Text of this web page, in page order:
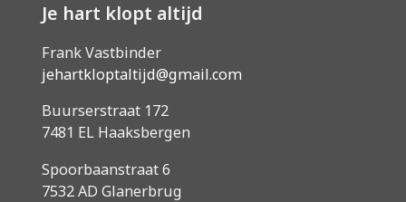
Je hart klopt altijd
Frank Vastbinder
jehartkloptaltijd@gmail.com
Buurserstraat 172
7481 EL Haaksbergen
Spoorbaanstraat 6
7532 AD Glanerbrug